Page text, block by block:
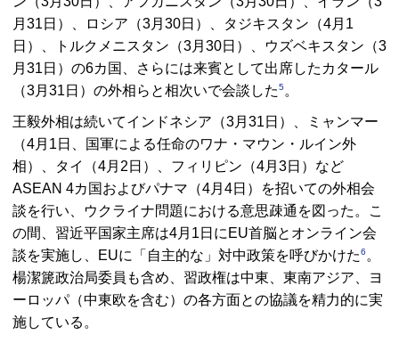
月31日）、ロシア（3月30日）、タジキスタン（4月1
日）、トルクメニスタン（3月30日）、ウズベキスタン（3
月31日）の6カ国、さらには来賓として出席したカタール
（3月31日）の外相らと相次いで会談した5。
王毅外相は続いてインドネシア（3月31日）、ミャンマー
（4月1日、国軍による任命のワナ・マウン・ルイン外
相）、タイ（4月2日）、フィリピン（4月3日）など
ASEAN 4カ国およびパナマ（4月4日）を招いての外相会
談を行い、ウクライナ問題における意思疎通を図った。こ
の間、習近平国家主席は4月1日にEU首脳とオンライン会
談を実施し、EUに「自主的な」対中政策を呼びかけた6 。
楊潔篪政治局委員も含め、習政権は中東、東南アジア、ヨ
ーロッパ（中東欧を含む）の各方面との協議を精力的に実
施している。